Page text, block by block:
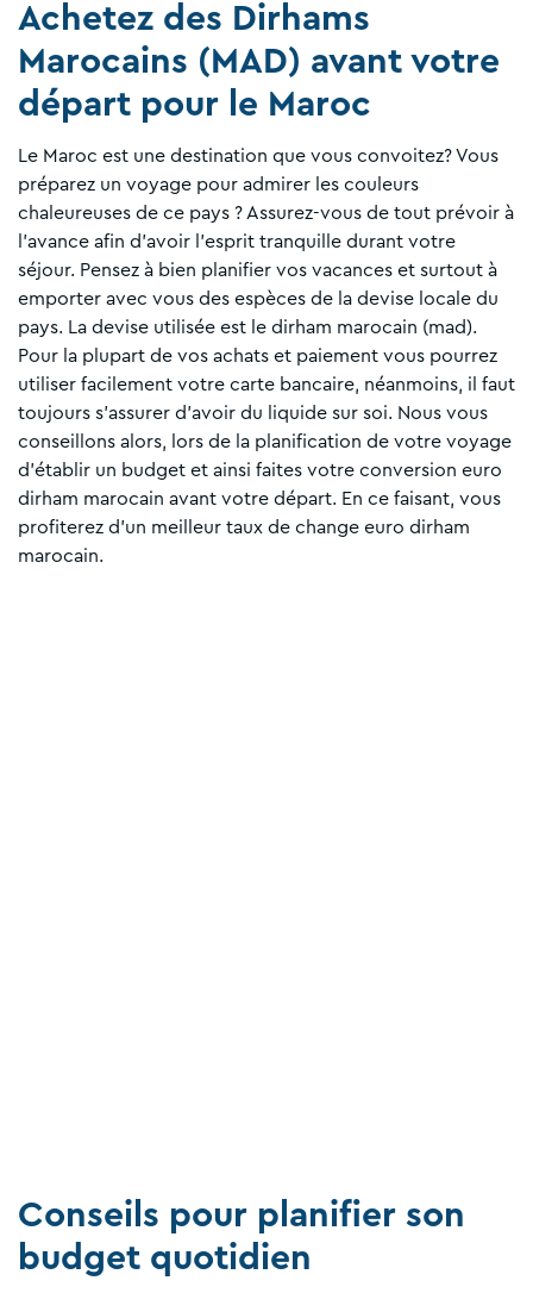
Achetez des Dirhams
Marocains (MAD) avant votre
départ pour le Maroc
Le Maroc est une destination que vous convoitez? Vous
préparez un voyage pour admirer les couleurs
chaleureuses de ce pays ? Assurez-vous de tout prévoir à
l’avance afin d’avoir l’esprit tranquille durant votre
séjour. Pensez à bien planifier vos vacances et surtout à
emporter avec vous des espèces de la devise locale du
pays. La devise utilisée est le dirham marocain (mad).
Pour la plupart de vos achats et paiement vous pourrez
utiliser facilement votre carte bancaire, néanmoins, il faut
toujours s’assurer d’avoir du liquide sur soi. Nous vous
conseillons alors, lors de la planification de votre voyage
d’établir un budget et ainsi faites votre conversion euro
dirham marocain avant votre départ. En ce faisant, vous
profiterez d’un meilleur taux de change euro dirham
marocain.
Conseils pour planifier son
budget quotidien